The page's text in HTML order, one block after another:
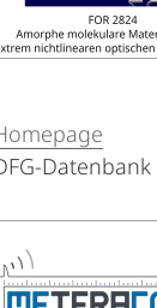
Datenbank